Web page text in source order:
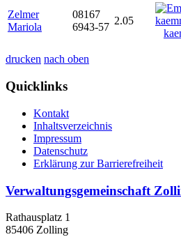
Zelmer
Mariola
08167
6943-57
2.05
drucken nach oben
Quicklinks
Kontakt
Inhaltsverzeichnis
Impressum
Datenschutz
Erklärung zur Barrierefreiheit
Verwaltungsgemeinschaft
Rathausplatz 1
85406 Zolling